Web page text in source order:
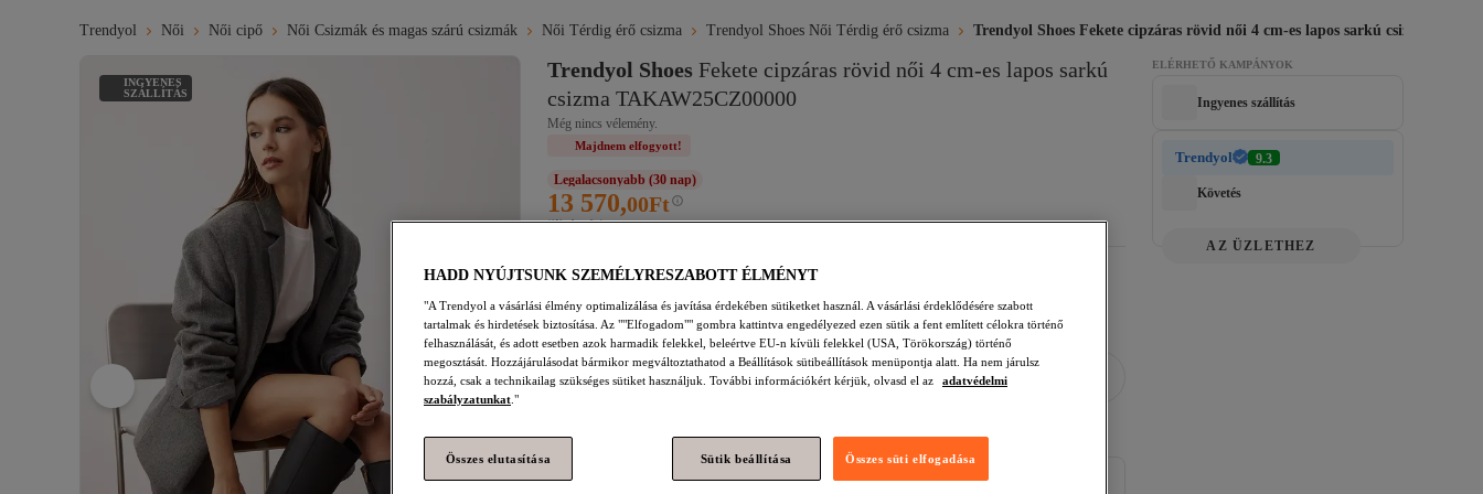
Trendyol Női Női cipő Női Csizmák és magas szárú csizmák Női Térdig érő csizma Trendyol Shoes Női Térdig érő csizma Trendyol Shoes Fekete cipzáras rövid női 4 cm-es lapos sarkú csizma
INGYENES
SZÁLLÍTÁS
Trendyol Shoes Fekete cipzáras rövid női 4 cm-es lapos sarkú
csizma TAKAW25CZ00000
Még nincs vélemény.
Majdnem elfogyott!
Legalacsonyabb (30 nap)
13 570,00Ft
(áfával együtt)
Méret: 40
36
37 38 39 40
Kosárba
Majdnem elfogyott
Hozzáadva a kosárhoz
ELÉRHETŐ KAMPÁNYOK
Ingyenes szállítás
Trendyol 9.3
Követés
AZ ÜZLETHEZ
HADD NYÚJTSUNK SZEMÉLYRESZABOTT ÉLMÉNYT
"A Trendyol a vásárlási élmény optimalizálása és javítása érdekében sütiketket használ. A vásárlási érdeklődésére szabott
tartalmak és hirdetések biztosítása. Az ""Elfogadom"" gombra kattintva engedélyezed ezen sütik a fent említett célokra történő
felhasználását, és adott esetben azok harmadik felekkel, beleértve EU-n kívüli felekkel (USA, Törökország) történő
megosztását. Hozzájárulásodat bármikor megváltoztathatod a Beállítások sütibeállítások menüpontja alatt. Ha nem járulsz
hozzá, csak a technikailag szükséges sütiket használjuk. További információkért kérjük, olvasd el az
adatvédelmi
szabályzatunkat ."
Összes elutasítása Sütik beállítása Összes süti elfogadása